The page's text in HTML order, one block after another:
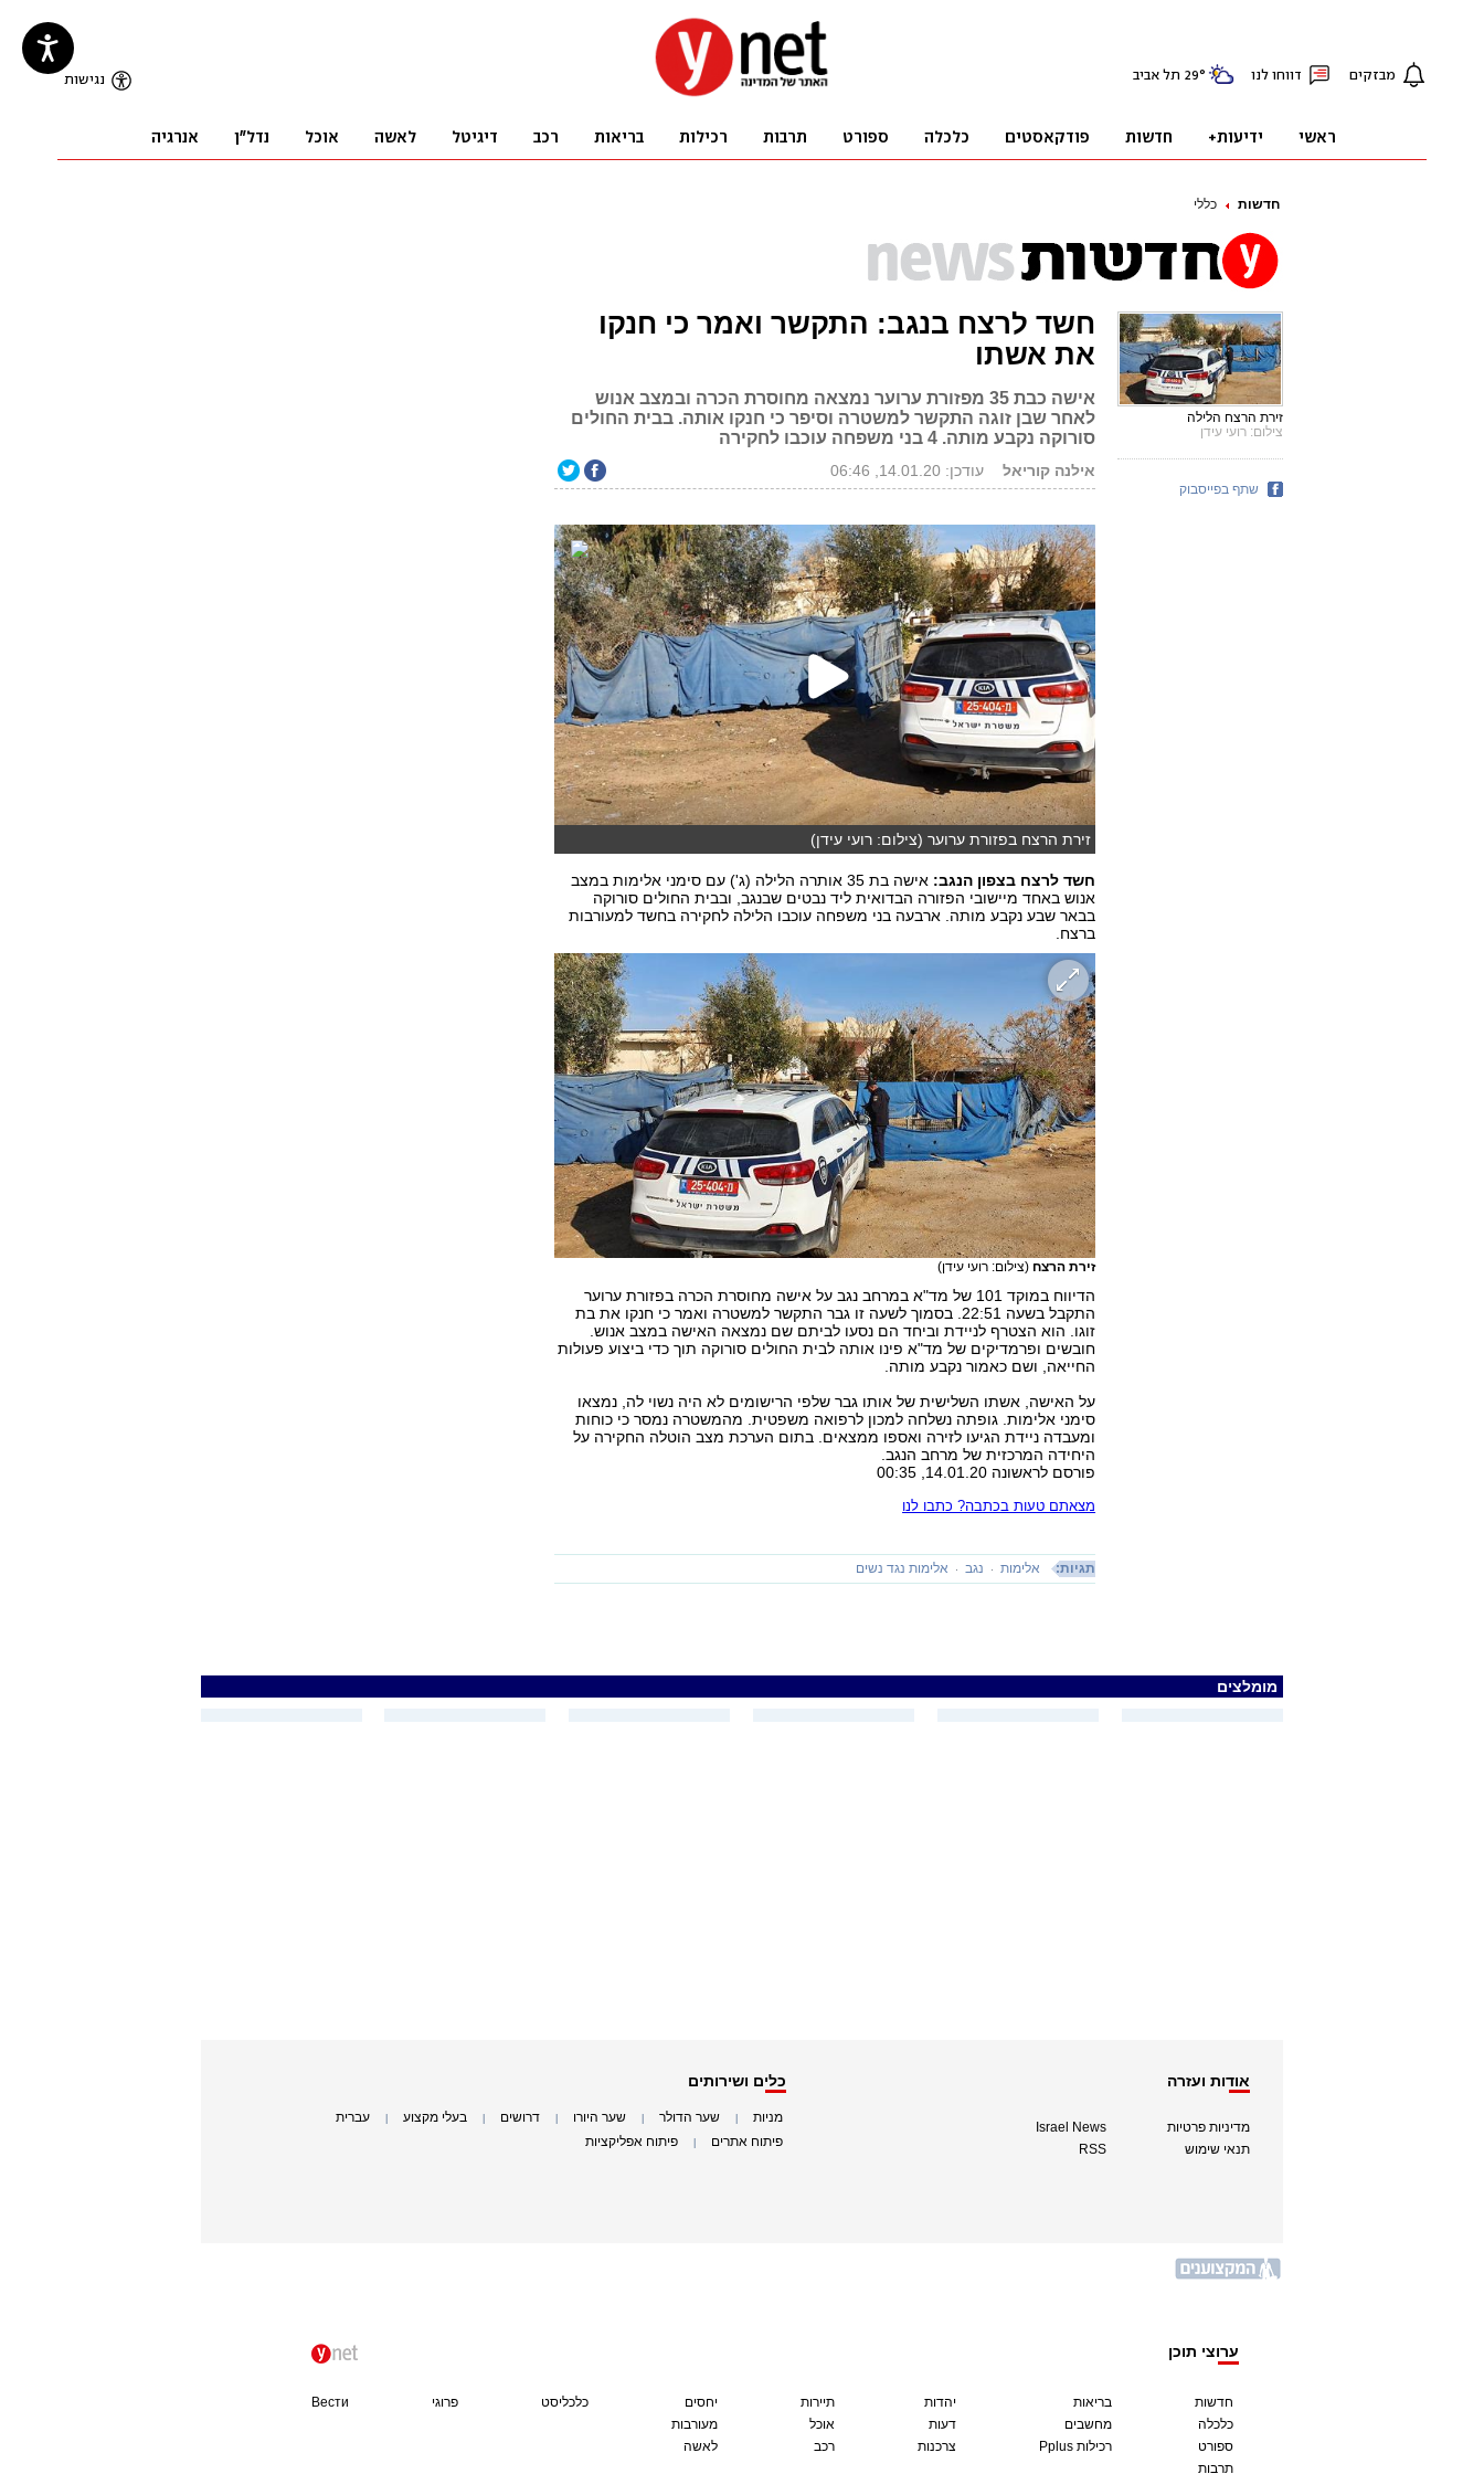
חדשות כללי
חשד לרצח בנגב: התקשר ואמר כי חנקו
את אשתו
אישה כבת 35 מפזורת ערוער נמצאה מחוסרת הכרה ובמצב אנוש
לאחר שבן זוגה התקשר למשטרה וסיפר כי חנקו אותה. בבית החולים
סורוקה נקבע מותה. 4 בני משפחה עוכבו לחקירה
אילנה קוריאל עודכן: 14.01.20, 06:46
זירת הרצח בפזורת ערוער (צילום: רועי עידן)
חשד לרצח בצפון הנגב:
אישה בת 35 אותרה הלילה (ג') עם סימני אלימות במצב
אנוש באחד מיישובי הפזורה הבדואית ליד נבטים שבנגב, ובבית החולים סורוקה
בבאר שבע נקבע מותה. ארבעה בני משפחה עוכבו הלילה לחקירה בחשד למעורבות
ברצח.
זירת הרצח (צילום: רועי עידן)
הדיווח במוקד 101 של מד"א במרחב נגב על אישה מחוסרת הכרה בפזורת ערוער
התקבל בשעה 22:51. בסמוך לשעה זו גבר התקשר למשטרה ואמר כי חנקו את בת
זוגו. הוא הצטרף לניידת וביחד הם נסעו לביתם שם נמצאה האישה במצב אנוש.
חובשים ופרמדיקים של מד"א פינו אותה לבית החולים סורוקה תוך כדי ביצוע פעולות
החייאה, ושם כאמור נקבע מותה.
על האישה, אשתו השלישית של אותו גבר שלפי הרישומים לא היה נשוי לה, נמצאו
סימני אלימות. גופתה נשלחה למכון לרפואה משפטית. מהמשטרה נמסר כי כוחות
ומעבדה ניידת הגיעו לזירה ואספו ממצאים. בתום הערכת מצב הוטלה החקירה על
היחידה המרכזית של מרחב הנגב.
פורסם לראשונה 14.01.20, 00:35
מצאתם טעות בכתבה? כתבו לנו
תגיות: אלימות נגב אלימות נגד נשים
זירת הרצח הלילה
צילום: רועי עידן
שתף בפייסבוק
מומלצים
אודות ועזרה
מדיניות פרטיות
תנאי שימוש
Israel News
RSS
כלים ושירותים
מניות שער הדולר שער היורו דרושים בעלי מקצוע עברית
פיתוח אתרים פיתוח אפליקציות
ערוצי תוכן
חדשות
כלכלה
ספורט
תרבות
בריאות
מחשבים
Pplus רכילות
יהדות
דעות
צרכנות
תיירות
אוכל
רכב
יחסים
מעורבות
לאשה
כלכליסט פרוגי Вести